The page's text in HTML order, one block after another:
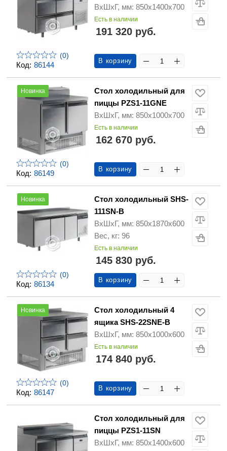
Код: 86144
(0)
ВхШхГ, мм: 850х1400х700
Есть в наличии
191 320 руб.
В корзину
Код: 86149
Новинка
(0)
Стол холодильный для
пиццы PZS1-11GNE
ВхШхГ, мм: 850х1000х700
Есть в наличии
162 670 руб.
В корзину
Код: 86134
Новинка
(0)
Стол холодильный SHS-
111SN-B
ВхШхГ, мм: 850х1870х600
Вес, кг: 96
Есть в наличии
145 830 руб.
В корзину
Код: 86147
Новинка
(0)
Стол холодильный 4
ящика SHS-22SNE-B
ВхШхГ, мм: 850х1000х600
Есть в наличии
174 840 руб.
В корзину
Стол холодильный для
пиццы PZS1-11SN
ВхШхГ, мм: 850х1400х600